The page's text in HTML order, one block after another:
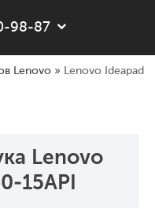
98-87
Lenovo » Lenovo Ideapad
Lenovo
15API